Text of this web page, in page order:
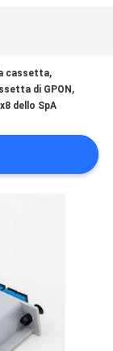
cassetta,
di GPON ,
dello SpA